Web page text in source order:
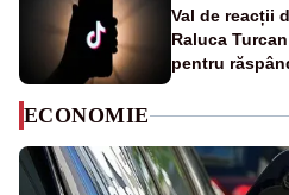
Val de reacții
Raluca
pentru
ECONOMIE